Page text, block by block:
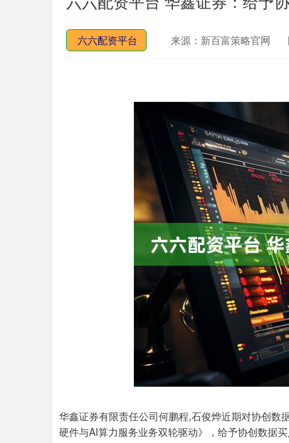
六六配资平台 来源：新百富策略官网
华鑫证券有限责任公司何鹏程,石俊烨近期对协创数
硬件与AI算力服务业务双轮驱动》，给予协创数据买